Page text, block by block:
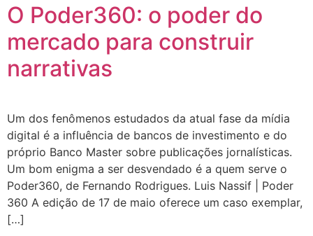
O Poder360: o poder do
mercado para construir
narrativas
Um dos fenômenos estudados da atual fase da mídia
digital é a influência de bancos de investimento e do
próprio Banco Master sobre publicações jornalísticas.
Um bom enigma a ser desvendado é a quem serve o
Poder360, de Fernando Rodrigues. Luis Nassif | Poder
360 A edição de 17 de maio oferece um caso exemplar,
[…]